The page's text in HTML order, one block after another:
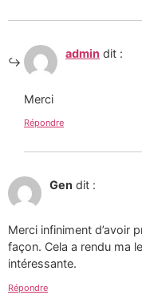
admin dit :
Merci
Répondre
Gen dit :
Merci infiniment d’avoir
façon. Cela a rendu ma
intéressante.
Répondre